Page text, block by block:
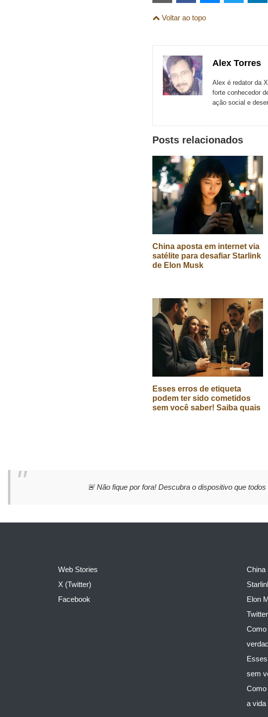
links
são
sites
externos
sociais
com
Email
esta
com
Facebook
Voltar ao topo
Alex Torres
Alex é redator da
forte conhecedor
ação social e
Posts relacionados
China aposta em internet via
satélite para desafiar Starlink
de Elon Musk
Esses erros de etiqueta
podem ter sido cometidos
sem você saber! Saiba quais
🚨 Não fique por fora! Descubra o dispositivo que
Web Stories
X (Twitter)
Facebook
China
Elon
sem
Como
a vida